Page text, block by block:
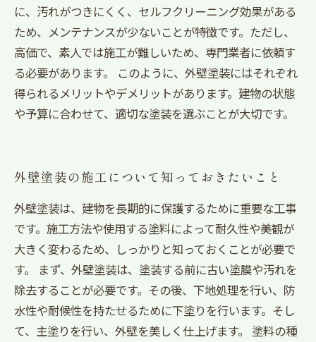
に、汚れがつきにくく、セルフクリーニング効果がある
ため、メンテナンスが少ないことが特徴です。ただし、
高価で、素人では施工が難しいため、専門業者に依頼す
る必要があります。 このように、外壁塗装にはそれぞれ
得られるメリットやデメリットがあります。建物の状態
や予算に合わせて、適切な塗装を選ぶことが大切です。
外壁塗装の施工について知っておきたいこと
外壁塗装は、建物を長期的に保護するために重要な工事
です。施工方法や使用する塗料によって耐久性や美観が
大きく変わるため、しっかりと知っておくことが必要で
す。 まず、外壁塗装は、塗装する前に古い塗膜や汚れを
除去することが必要です。その後、下地処理を行い、防
水性や耐候性を持たせるために下塗りを行います。そし
て、主塗りを行い、外壁を美しく仕上げます。 塗料の種